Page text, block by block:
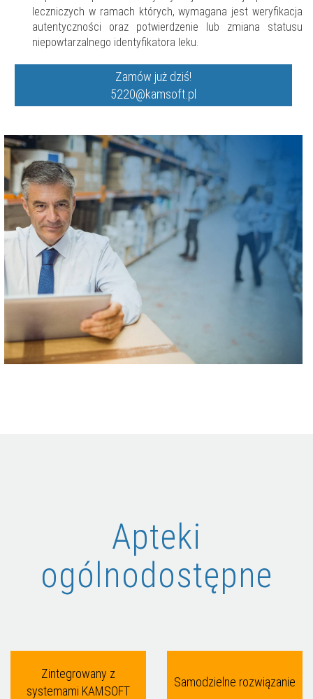
leczniczych w ramach których, wymagana jest weryfikacja
autentyczności oraz potwierdzenie lub zmiana statusu
niepowtarzalnego identyfikatora leku.
Zamów już dziś!
5220@kamsoft.pl
Apteki
ogólnodostępne
Zintegrowany z
systemami KAMSOFT
Samodzielne rozwiązanie